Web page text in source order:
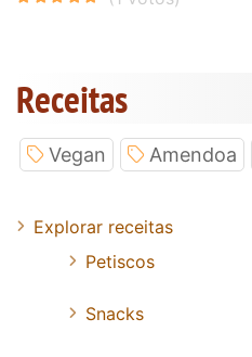
Receitas
Vegan Amendoa
Explorar receitas
Petiscos
Snacks